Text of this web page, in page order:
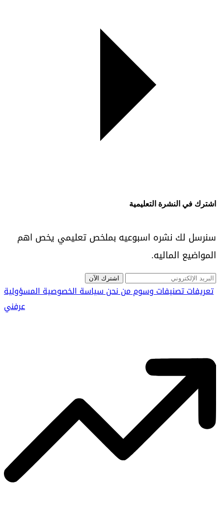
اشترك في النشرة التعليمية
سنرسل لك نشره اسبوعيه بملخص تعليمي يخص اهم
المواضيع الماليه.
اشترك الآن
تعريفاتتصنيفاتوسوممن نحنسياسة الخصوصيةالمسؤولية
عرفني